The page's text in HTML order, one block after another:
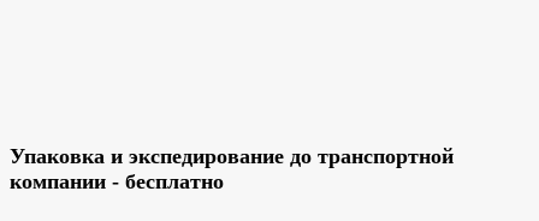
Упаковка и экспедирование до транспортной
компании - бесплатно